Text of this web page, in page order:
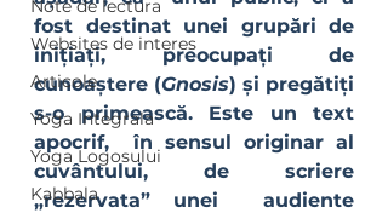
Note de lectura
Websites de interes
Articole
Yoga Integrala
Yoga Logosului
Kabbala
fost destinat unei grupări de
inițiați, preocupați de
cunoaștere (Gnosis) și pregătiți
s-o primească. Este un text
apocrif,  în sensul originar al
cuvântului, de scriere
„rezervata” unei  audiente